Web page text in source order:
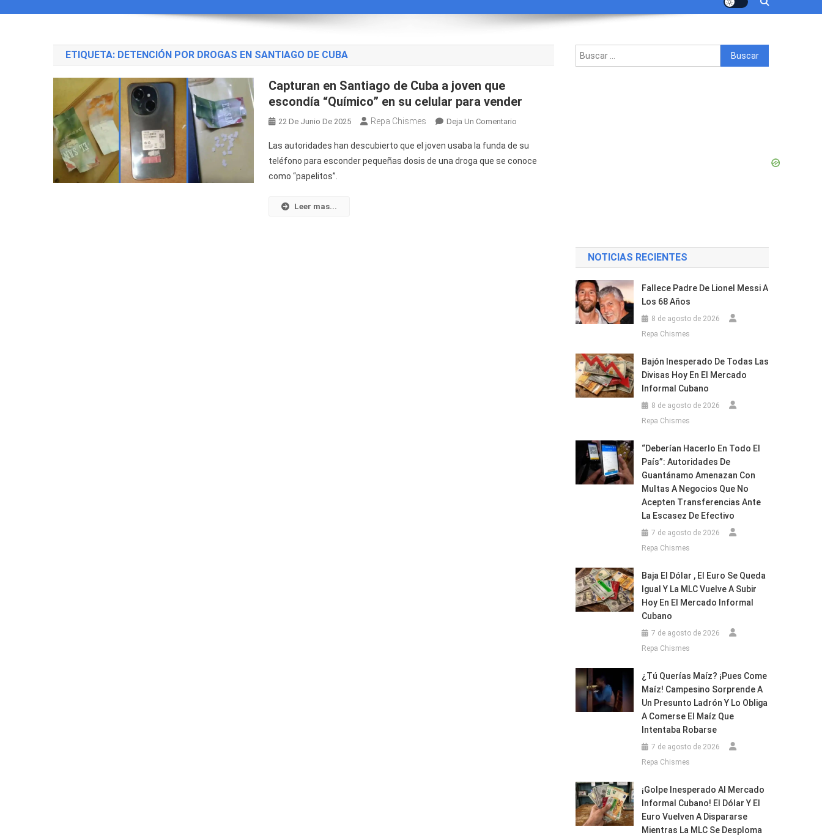
ETIQUETA: DETENCIÓN POR DROGAS EN SANTIAGO DE CUBA
Capturan en Santiago de Cuba a joven que
escondía “Químico” en su celular para vender
22 De Junio De 2025 Repa Chismes Deja Un Comentario
En
Santiago
Las autoridades han descubierto que el joven usaba la funda de su
teléfono para esconder pequeñas dosis de una droga que se conoce
como “papelitos”.
Leer mas...
Buscar:
NOTICIAS RECIENTES
Fallece Padre De Lionel Messi A
Los 68 Años
8 de agosto de 2026
Repa Chismes
Bajón Inesperado De Todas Las
Divisas Hoy En El Mercado
Informal Cubano
8 de agosto de 2026
Repa Chismes
“Deberían Hacerlo En Todo El
País”: Autoridades De
Guantánamo Amenazan Con
Multas A Negocios Que No
Acepten Transferencias Ante
La Escasez De Efectivo
7 de agosto de 2026
Repa Chismes
Baja El Dólar , El Euro Se Queda
Igual Y La MLC Vuelve A Subir
Hoy En El Mercado Informal
Cubano
7 de agosto de 2026
Repa Chismes
¿Tú Querías Maíz? ¡Pues Come
Maíz! Campesino Sorprende A
Un Presunto Ladrón Y Lo Obliga
A Comerse El Maíz Que
Intentaba Robarse
7 de agosto de 2026
Repa Chismes
¡Golpe Inesperado Al Mercado
Informal Cubano! El Dólar Y El
Euro Vuelven A Dispararse
Mientras La MLC Se Desploma